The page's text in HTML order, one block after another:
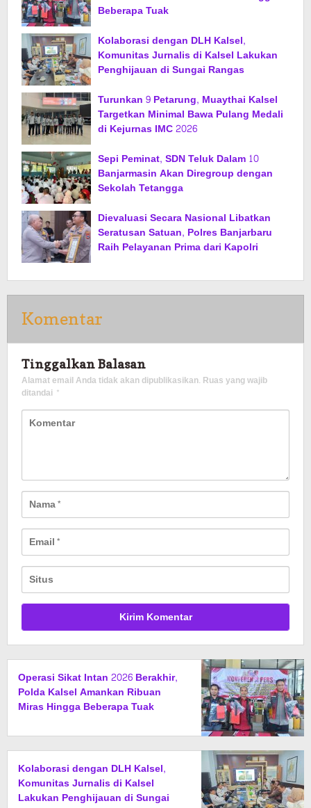
Beberapa Tuak
Kolaborasi dengan DLH Kalsel,
Komunitas Jurnalis di Kalsel Lakukan
Penghijauan di Sungai Rangas
Turunkan 9 Petarung, Muaythai Kalsel
Targetkan Minimal Bawa Pulang Medali
di Kejurnas IMC 2026
Sepi Peminat, SDN Teluk Dalam 10
Banjarmasin Akan Diregroup dengan
Sekolah Tetangga
Dievaluasi Secara Nasional Libatkan
Seratusan Satuan, Polres Banjarbaru
Raih Pelayanan Prima dari Kapolri
Komentar
Tinggalkan Balasan
Alamat email Anda tidak akan dipublikasikan. Ruas yang wajib
ditandai *
Operasi Sikat Intan 2026 Berakhir,
Polda Kalsel Amankan Ribuan
Miras Hingga Beberapa Tuak
Kolaborasi dengan DLH Kalsel,
Komunitas Jurnalis di Kalsel
Lakukan Penghijauan di Sungai